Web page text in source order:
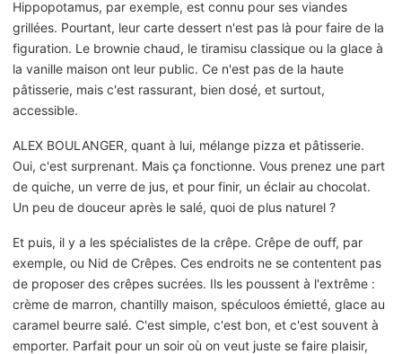
Hippopotamus, par exemple, est connu pour ses viandes
grillées. Pourtant, leur carte dessert n'est pas là pour faire de la
figuration. Le brownie chaud, le tiramisu classique ou la glace à
la vanille maison ont leur public. Ce n'est pas de la haute
pâtisserie, mais c'est rassurant, bien dosé, et surtout,
accessible.
ALEX BOULANGER, quant à lui, mélange pizza et pâtisserie.
Oui, c'est surprenant. Mais ça fonctionne. Vous prenez une part
de quiche, un verre de jus, et pour finir, un éclair au chocolat.
Un peu de douceur après le salé, quoi de plus naturel ?
Et puis, il y a les spécialistes de la crêpe. Crêpe de ouff, par
exemple, ou Nid de Crêpes. Ces endroits ne se contentent pas
de proposer des crêpes sucrées. Ils les poussent à l'extrême :
crème de marron, chantilly maison, spéculoos émietté, glace au
caramel beurre salé. C'est simple, c'est bon, et c'est souvent à
emporter. Parfait pour un soir où on veut juste se faire plaisir,